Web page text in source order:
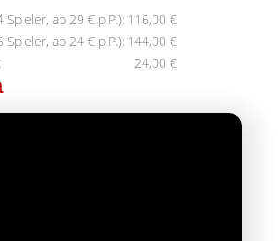
Spieler, ab 29 € p.P.): 116,00 €
Spieler, ab 24 € p.P.): 144,00 €
24,00 €